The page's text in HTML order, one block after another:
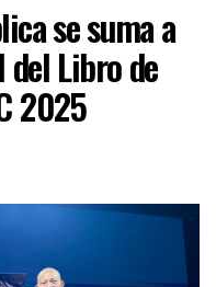
se suma a
Libro de
2025